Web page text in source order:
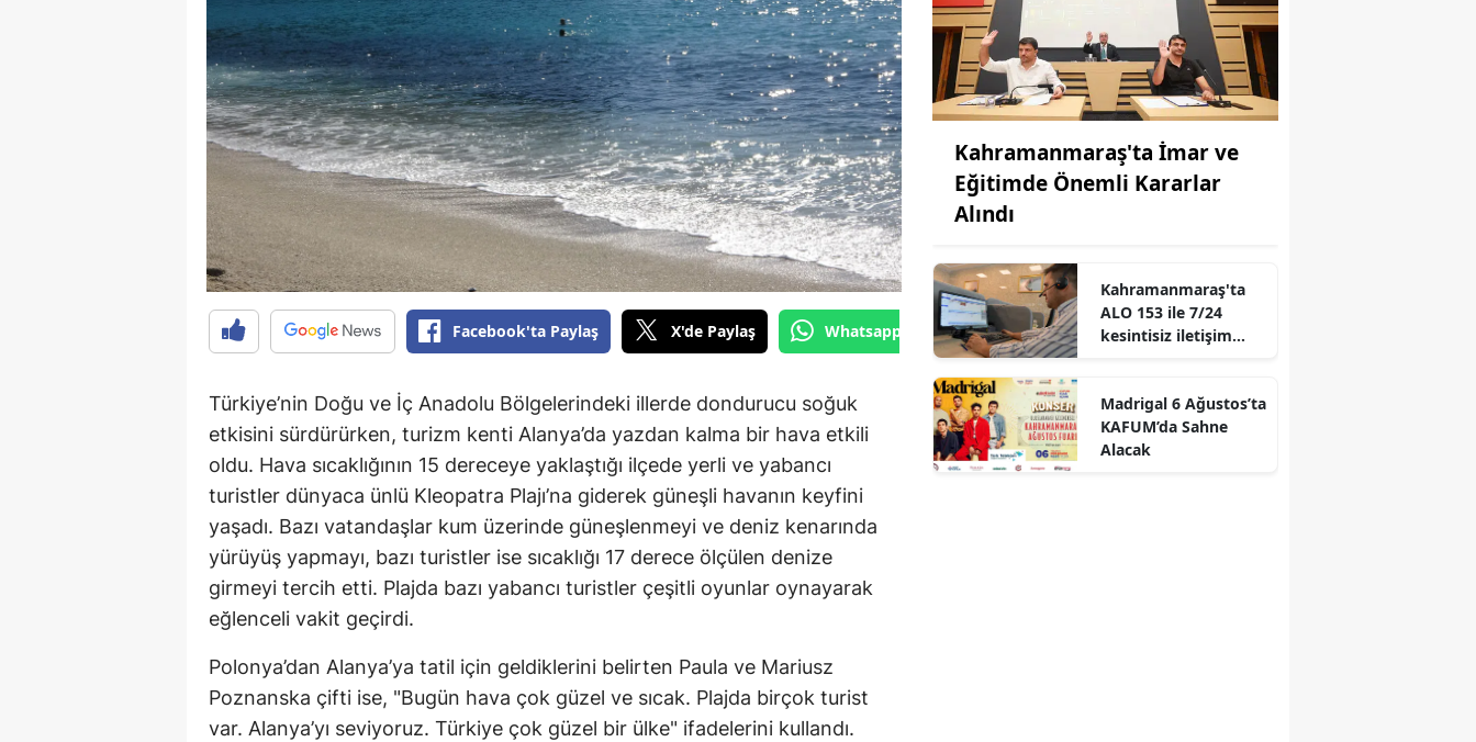
Facebook'ta Paylaş X'de Paylaş Whatsapp'tan Gönder
Türkiye’nin Doğu ve İç Anadolu Bölgelerindeki illerde dondurucu soğuk
etkisini sürdürürken, turizm kenti Alanya’da yazdan kalma bir hava etkili
oldu. Hava sıcaklığının 15 dereceye yaklaştığı ilçede yerli ve yabancı
turistler dünyaca ünlü Kleopatra Plajı’na giderek güneşli havanın keyfini
yaşadı. Bazı vatandaşlar kum üzerinde güneşlenmeyi ve deniz kenarında
yürüyüş yapmayı, bazı turistler ise sıcaklığı 17 derece ölçülen denize
girmeyi tercih etti. Plajda bazı yabancı turistler çeşitli oyunlar oynayarak
eğlenceli vakit geçirdi.
Polonya’dan Alanya’ya tatil için geldiklerini belirten Paula ve Mariusz
Poznanska çifti ise, "Bugün hava çok güzel ve sıcak. Plajda birçok turist
var. Alanya’yı seviyoruz. Türkiye çok güzel bir ülke" ifadelerini kullandı.
Kahramanmaraş'ta İmar ve
Eğitimde Önemli Kararlar
Alındı
Kahramanmaraş'ta
ALO 153 ile 7/24
kesintisiz iletişim
Madrigal 6 Ağustos’ta
KAFUM’da Sahne
Alacak